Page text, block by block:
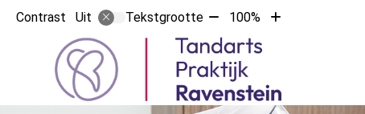
Contrast Uit Tekstgrootte Tekst
verkleinen
met
10%
100%
Tekst